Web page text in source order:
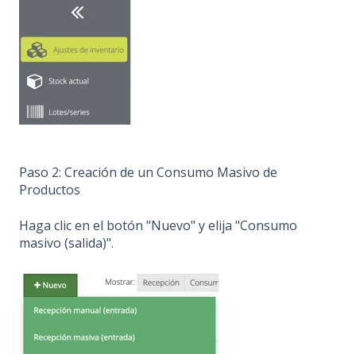
Paso 2: Creación de un Consumo Masivo de
Productos
Haga clic en el botón "Nuevo" y elija "Consumo
masivo (salida)".